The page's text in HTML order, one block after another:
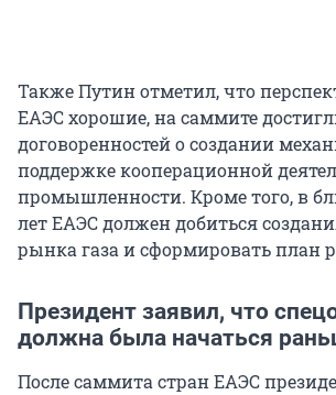
Также Путин отметил, что
ЕАЭС хорошие, на саммите
договоренностей о создании
поддержке кооперационной
промышленности. Кроме того, в
лет ЕАЭС должен добиться
рынка газа и сформировать план
Президент заявил, что
должна была начаться
После саммита стран ЕАЭС